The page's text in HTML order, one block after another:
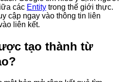
các Entity trong thế giới thực.
cập ngay vào thông tin liên
liên kết.
tạo thành từ